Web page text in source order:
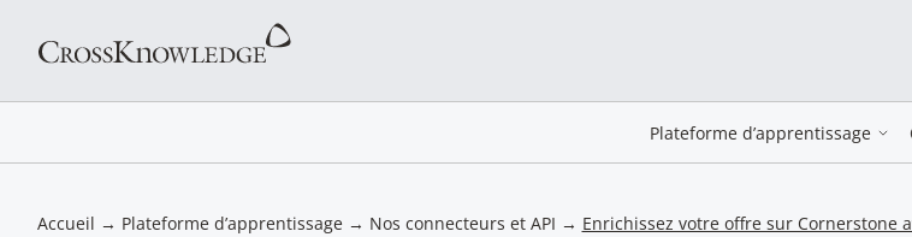
Plateforme d’apprentissage
Accueil → Plateforme d’apprentissage→ Nos connecteurs et API → Enrichissez votre offre sur Cornerstone